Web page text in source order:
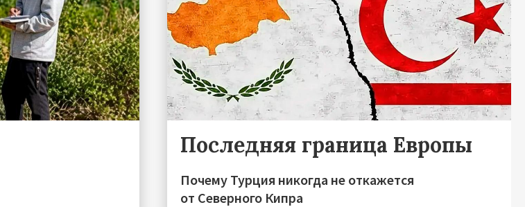
Последняя граница Европы
Почему Турция никогда не откажется
от Северного Кипра